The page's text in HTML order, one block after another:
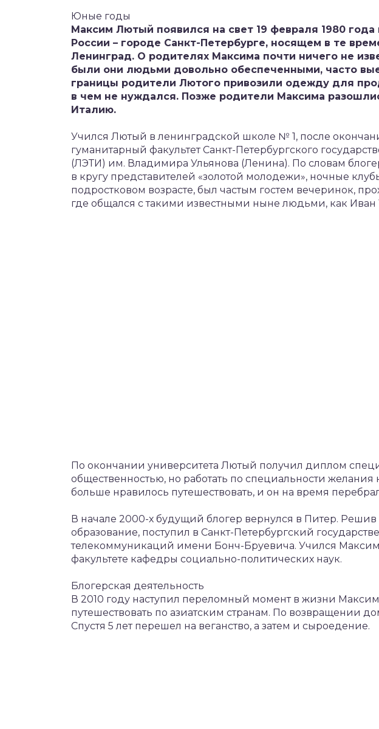
Юные годы
Максим Лютый появился на свет 19 февраля 1980 года
России – городе Санкт-Петербурге, носящем в те
Ленинград. О родителях Максима почти ничего не
были они людьми довольно обеспеченными, часто
границы родители Лютого привозили одежду для
в чем не нуждался. Позже родители Максима
Италию.
Учился Лютый в ленинградской школе № 1, после
гуманитарный факультет Санкт-Петербургского
(ЛЭТИ) им. Владимира Ульянова (Ленина). По словам
в кругу представителей «золотой молодежи», ночные
подростковом возрасте, был частым гостем вечеринок,
где общался с такими известными ныне людьми, как Иван
По окончании университета Лютый получил диплом
общественностью, но работать по специальности
больше нравилось путешествовать, и он на время
В начале 2000-х будущий блогер вернулся в Питер.
образование, поступил в Санкт-Петербургский
телекоммуникаций имени Бонч-Бруевича. Учился
факультете кафедры социально-политических наук.
Блогерская деятельность
В 2010 году наступил переломный момент в жизни
путешествовать по азиатским странам. По возвращении
Спустя 5 лет перешел на веганство, а затем и сыроедение.